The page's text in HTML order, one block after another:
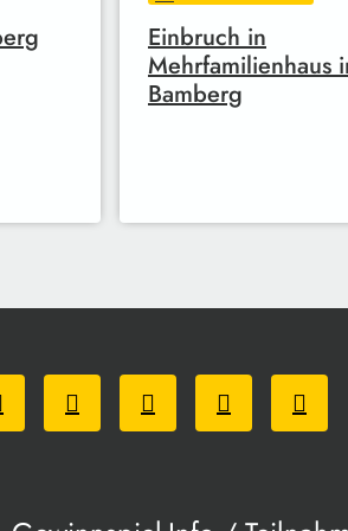
Einbruch in
Mehrfamilienhaus
Bamberg